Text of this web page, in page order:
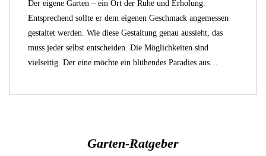
Der eigene Garten – ein Ort der Ruhe und Erholung.
Entsprechend sollte er dem eigenen Geschmack angemessen
gestaltet werden. Wie diese Gestaltung genau aussieht, das
muss jeder selbst entscheiden. Die Möglichkeiten sind
vielseitig. Der eine möchte ein blühendes Paradies aus…
Garten-Ratgeber